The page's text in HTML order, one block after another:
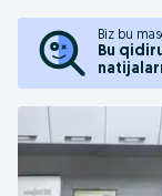
Biz bu
Bu